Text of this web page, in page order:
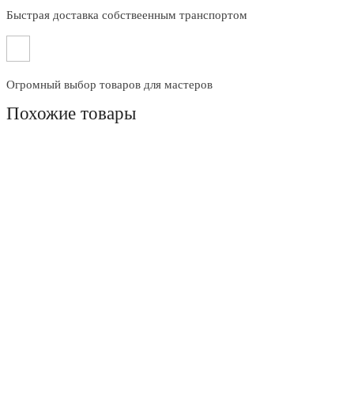
Быстрая доставка собствеенным транспортом
Огромный выбор товаров для мастеров
Похожие товары